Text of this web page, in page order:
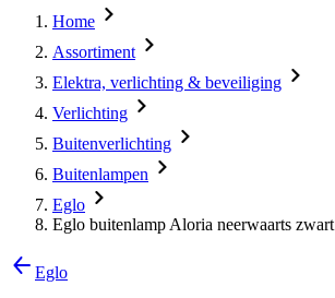
Home
Assortiment
Elektra, verlichting & beveiliging
Verlichting
Buitenverlichting
Buitenlampen
Eglo
Eglo buitenlamp Aloria neerwaarts zwart
Eglo